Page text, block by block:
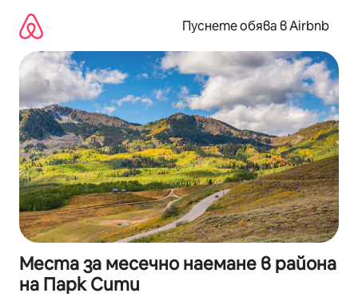
съдържанието
Пуснете обява в Airbnb
Места за месечно наемане в района
на Парк Сити